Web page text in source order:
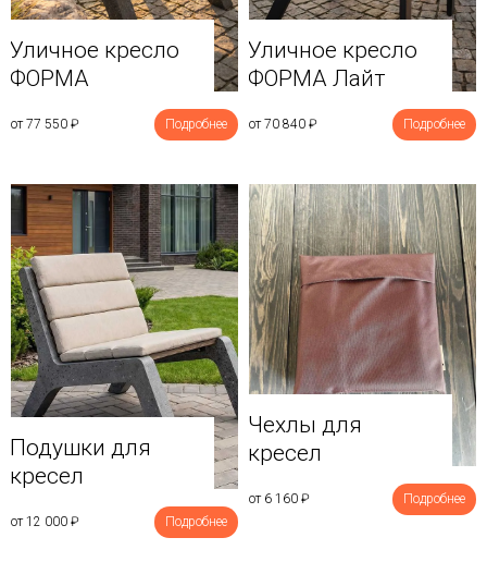
Уличное кресло
ФОРМА
от 77 550 ₽ Подробнее
Уличное кресло
ФОРМА Лайт
от 70 840 ₽ Подробнее
Подушки для
кресел
от 12 000 ₽ Подробнее
Чехлы для
кресел
от 6 160 ₽ Подробнее